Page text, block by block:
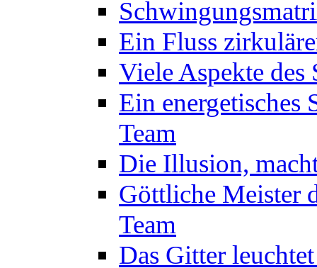
Ein Fluss
Viele Aspekte des
Ein energetisches
Team
Die Illusion,
Göttliche Meister
Team
Das Gitter